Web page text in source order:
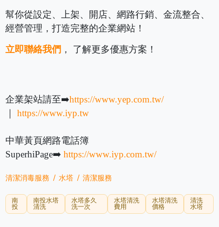
幫你從設定、上架、開店、網路行銷、金流整合、
經營管理，打造完整的企業網站！
立即聯絡我們 ， 了解更多優惠方案！
企業架站請至➡️https://www.yep.com.tw/
｜https://www.iyp.tw
中華黃頁網路電話簿
SuperhiPage➡️https://www.iyp.com.tw/
清潔消毒服務 水塔 清潔服務
南
投
南投水塔
清洗
水塔多久
洗一次
水塔清洗
費用
水塔清洗
價格
清洗
水塔